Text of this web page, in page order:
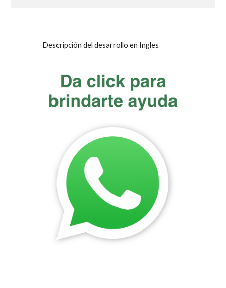
Descripción del desarrollo en Ingles